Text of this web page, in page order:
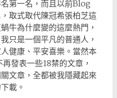
第一名，而且以前Blog
取式取代陳冠希張柏芝這
牛為什麼變的這麼熱門，
只是一個平凡的普通人，
健康、平安喜樂。當然本
發表一些18禁的文章，
文章，全都被我隱藏起來
載。